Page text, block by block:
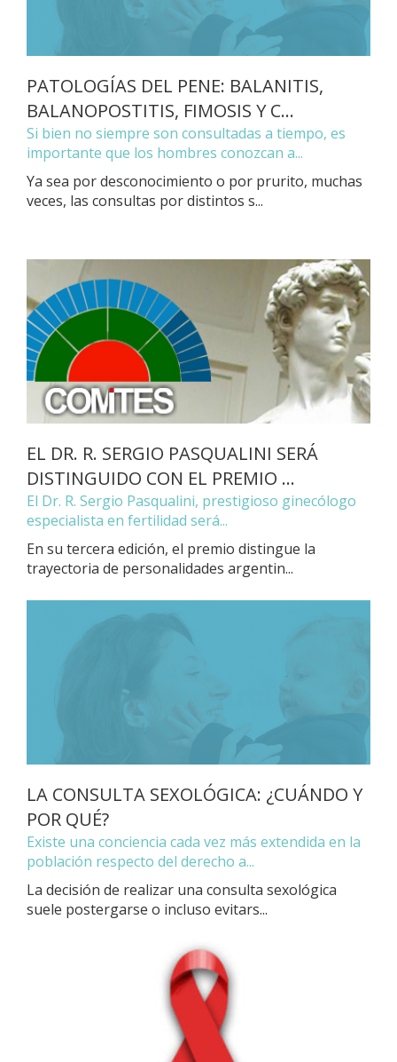
PATOLOGÍAS DEL PENE: BALANITIS,
BALANOPOSTITIS, FIMOSIS Y C...
Si bien no siempre son consultadas a tiempo, es
importante que los hombres conozcan a...
Ya sea por desconocimiento o por prurito, muchas
veces, las consultas por distintos s...
EL DR. R. SERGIO PASQUALINI SERÁ
DISTINGUIDO CON EL PREMIO ...
El Dr. R. Sergio Pasqualini, prestigioso ginecólogo
especialista en fertilidad será...
En su tercera edición, el premio distingue la
trayectoria de personalidades argentin...
LA CONSULTA SEXOLÓGICA: ¿CUÁNDO Y
POR QUÉ?
Existe una conciencia cada vez más extendida en la
población respecto del derecho a...
La decisión de realizar una consulta sexológica
suele postergarse o incluso evitars...